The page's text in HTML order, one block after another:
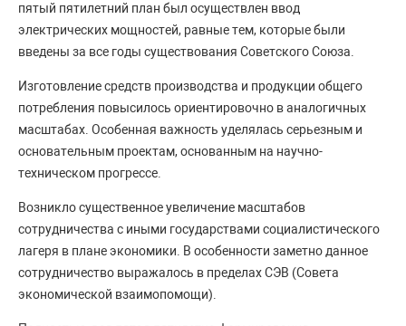
пятый пятилетний план был осуществлен ввод
электрических мощностей, равные тем, которые были
введены за все годы существования Советского Союза.
Изготовление средств производства и продукции общего
потребления повысилось ориентировочно в аналогичных
масштабах. Особенная важность уделялась серьезным и
основательным проектам, основанным на научно-
техническом прогрессе.
Возникло существенное увеличение масштабов
сотрудничества с иными государствами социалистического
лагеря в плане экономики. В особенности заметно данное
сотрудничество выражалось в пределах СЭВ (Совета
экономической взаимопомощи).